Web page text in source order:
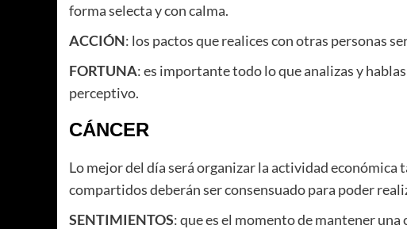
forma selecta y con calma.
ACCIÓN: los pactos que realices con otras personas
FORTUNA: es importante todo lo que analizas y
perceptivo.
CÁNCER
Lo mejor del día será organizar la actividad
compartidos deberán ser consensuado para poder
SENTIMIENTOS: que es el momento de mantener